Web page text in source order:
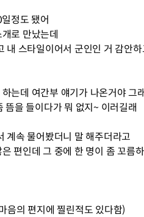
정도 됐어
로 만났는데
내 스타일이어서 군인인 거 감안
는데 여간부 얘기가 나온거야 그
뜸을 들이다가 뭐 없지~ 이러길래
계속 물어봤더니 말 해주더라고
편인데 그 중에 한 명이 좀 꼬름
음의 편지에 찔린적도 있다함)